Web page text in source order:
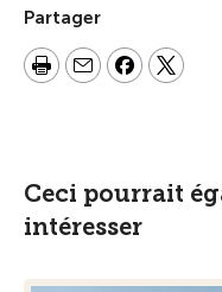
Partager
Ceci pourrait
intéresser